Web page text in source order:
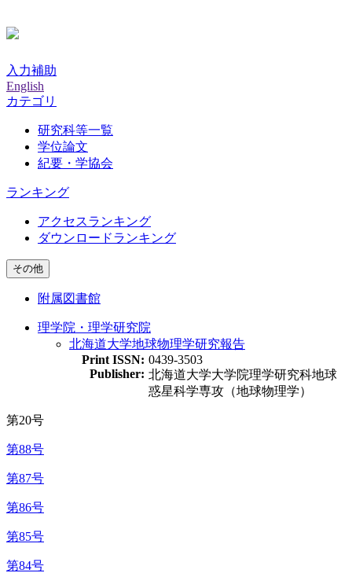
入力補助
English
カテゴリ
研究科等一覧
学位論文
紀要・学協会
ランキング
アクセスランキング
ダウンロードランキング
その他
附属図書館
理学院・理学研究院
北海道大学地球物理学研究報告
Print ISSN: 0439-3503
Publisher: 北海道大学大学院理学研究科地球
惑星科学専攻（地球物理学）
第20号
第88号
第87号
第86号
第85号
第84号